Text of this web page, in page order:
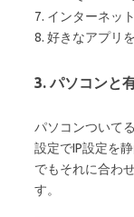
7. インターネッ
8. 好きなアプリ
3. パソコンと
パソコンついて
設定でIP設定を
でもそれに合わ
す。